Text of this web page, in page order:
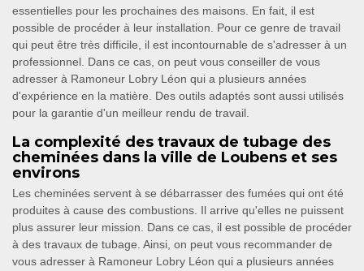
essentielles pour les prochaines des maisons. En fait, il est
possible de procéder à leur installation. Pour ce genre de travail
qui peut être très difficile, il est incontournable de s'adresser à un
professionnel. Dans ce cas, on peut vous conseiller de vous
adresser à Ramoneur Lobry Léon qui a plusieurs années
d'expérience en la matière. Des outils adaptés sont aussi utilisés
pour la garantie d'un meilleur rendu de travail.
La complexité des travaux de tubage des
cheminées dans la ville de Loubens et ses
environs
Les cheminées servent à se débarrasser des fumées qui ont été
produites à cause des combustions. Il arrive qu'elles ne puissent
plus assurer leur mission. Dans ce cas, il est possible de procéder
à des travaux de tubage. Ainsi, on peut vous recommander de
vous adresser à Ramoneur Lobry Léon qui a plusieurs années